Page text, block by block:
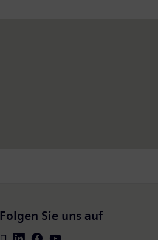
Folgen Sie uns auf